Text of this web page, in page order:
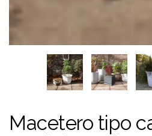
Macetero tipo